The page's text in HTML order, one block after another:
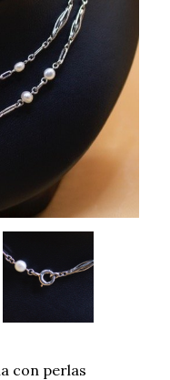
con perlas